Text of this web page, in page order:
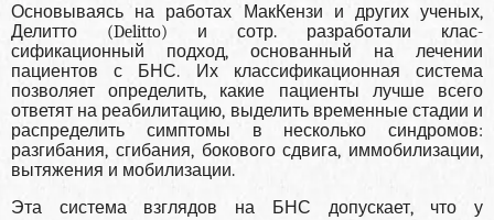
Основываясь на работах МакКензи и других уче­ных,
Делитто (Delitto) и сотр. разработали клас­
сификационный подход, основанный на лечении
пациентов с БНС. Их классификационная си­стема
позволяет определить, какие пациенты луч­ше всего
ответят на реабилитацию, выделить вре­менные стадии и
распределить симптомы в несколько синдромов:
разгибания, сгибания, бо­кового сдвига, иммобилизации,
вытяжения и мобилизации.
Эта система взглядов на БНС допускает, что у